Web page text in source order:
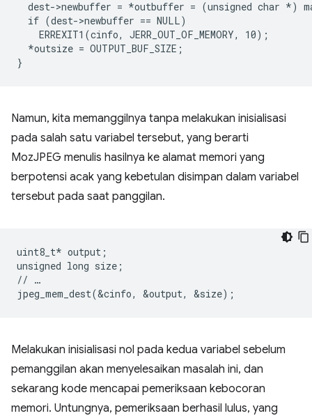
  dest->newbuffer =
*outbuffer = (unsigned char *)
  if (dest->newbuffer == NULL)
    ERREXIT1(cinfo, JERR_OUT_OF_MEMORY, 10);
  *outsize = OUTPUT_BUF_SIZE;
Namun, kita memanggilnya tanpa melakukan inisialisasi
pada salah satu variabel tersebut, yang berarti
MozJPEG menulis hasilnya ke alamat memori yang
berpotensi acak yang kebetulan disimpan dalam variabel
tersebut pada saat panggilan.
uint8_t* output;
unsigned long size;
// …
Melakukan inisialisasi nol pada kedua variabel sebelum
pemanggilan akan menyelesaikan masalah ini, dan
sekarang kode mencapai pemeriksaan kebocoran
memori. Untungnya, pemeriksaan berhasil lulus, yang